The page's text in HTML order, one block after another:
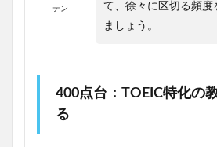
テン
て、徐々に区切る頻度
ましょう。
400点台：TOEIC特化の
る